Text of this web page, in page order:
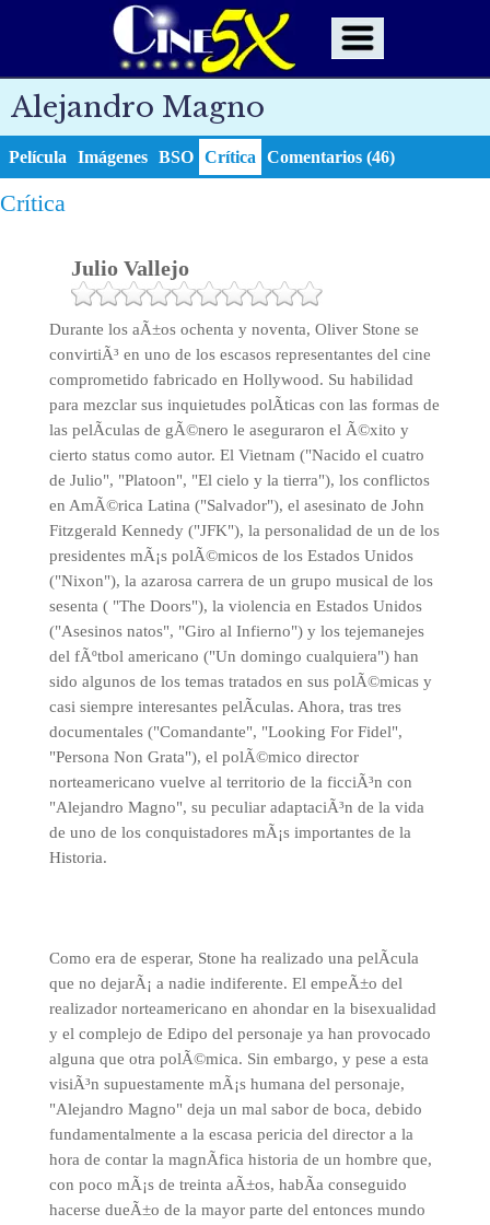
Alejandro Magno
Película Imágenes BSO Crítica Comentarios (46)
Crítica
Julio Vallejo
Durante los aÃ±os ochenta y noventa, Oliver Stone se
convirtiÃ³ en uno de los escasos representantes del cine
comprometido fabricado en Hollywood. Su habilidad
para mezclar sus inquietudes polÃ­ticas con las formas de
las pelÃ­culas de gÃ©nero le aseguraron el Ã©xito y
cierto status como autor. El Vietnam ("Nacido el cuatro
de Julio", "Platoon", "El cielo y la tierra"), los conflictos
en AmÃ©rica Latina ("Salvador"), el asesinato de John
Fitzgerald Kennedy ("JFK"), la personalidad de un de los
presidentes mÃ¡s polÃ©micos de los Estados Unidos
("Nixon"), la azarosa carrera de un grupo musical de los
sesenta ( "The Doors"), la violencia en Estados Unidos
("Asesinos natos", "Giro al Infierno") y los tejemanejes
del fÃºtbol americano ("Un domingo cualquiera") han
sido algunos de los temas tratados en sus polÃ©micas y
casi siempre interesantes pelÃ­culas. Ahora, tras tres
documentales ("Comandante", "Looking For Fidel",
"Persona Non Grata"), el polÃ©mico director
norteamericano vuelve al territorio de la ficciÃ³n con
"Alejandro Magno", su peculiar adaptaciÃ³n de la vida
de uno de los conquistadores mÃ¡s importantes de la
Historia.
Como era de esperar, Stone ha realizado una pelÃ­cula
que no dejarÃ¡ a nadie indiferente. El empeÃ±o del
realizador norteamericano en ahondar en la bisexualidad
y el complejo de Edipo del personaje ya han provocado
alguna que otra polÃ©mica. Sin embargo, y pese a esta
visiÃ³n supuestamente mÃ¡s humana del personaje,
"Alejandro Magno" deja un mal sabor de boca, debido
fundamentalmente a la escasa pericia del director a la
hora de contar la magnÃ­fica historia de un hombre que,
con poco mÃ¡s de treinta aÃ±os, habÃ­a conseguido
hacerse dueÃ±o de la mayor parte del entonces mundo